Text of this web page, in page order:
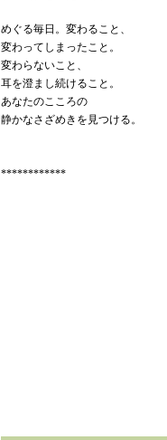
めぐる毎日。変わること、
変わってしまったこと。
変わらないこと、
耳を澄まし続けること。
あなたのこころの
静かなさざめきを見つける。
************